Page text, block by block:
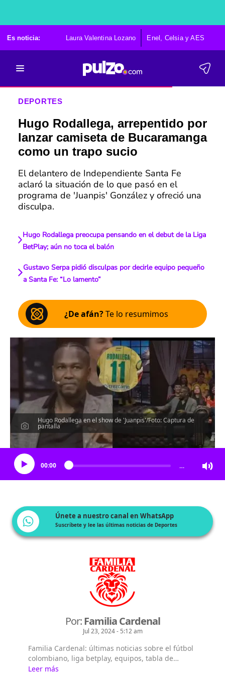
Es noticia: Laura Valentina Lozano Enel, Celsia y AES
DEPORTES
Hugo Rodallega, arrepentido por
lanzar camiseta de Bucaramanga
como un trapo sucio
El delantero de Independiente Santa Fe
aclaró la situación de lo que pasó en el
programa de 'Juanpis' González y ofreció una
disculpa.
Hugo Rodallega preocupa pensando en el debut de la Liga
BetPlay; aún no toca el balón
Gustavo Serpa pidió disculpas por decirle equipo pequeño
a Santa Fe: “Lo lamento”
¿De afán?Te lo resumimos
Hugo Rodallega en el show de 'Juanpis'/Foto: Captura de
pantalla
Escucha el artículo
00:00 …
Únete a nuestro canal en WhatsApp
Suscríbete y lee las últimas noticias de Deportes
Por:Familia Cardenal
Jul 23, 2024 - 5:12 am
Familia Cardenal: últimas noticias sobre el fútbol
colombiano, liga betplay, equipos, tabla de
posiciones, hinchas y mucho más.
Leer más